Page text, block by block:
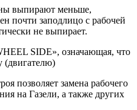
выпирают меньше,
почти заподлицо с рабочей
не выпирает.
SIDE», означающая, что
(двигателю)
позволяет замена рабочего
на Газели, а также других